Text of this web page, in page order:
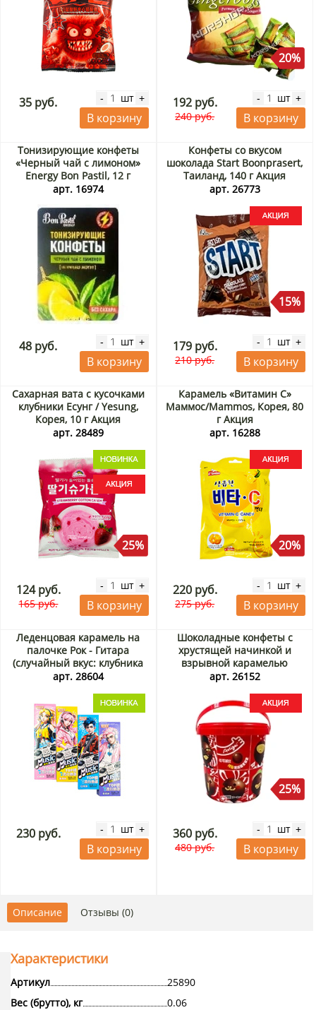
35 руб. - шт +
В корзину
20%
192 руб.
240 руб.
- шт +
В корзину
Тонизирующие конфеты
«Черный чай с лимоном»
Energy Bon Pastil, 12 г
арт. 16974
48 руб. - шт +
В корзину
Конфеты со вкусом
шоколада Start Boonprasert,
Таиланд, 140 г Акция
арт. 26773
15%
179 руб.
210 руб.
- шт +
В корзину
Сахарная вата с кусочками
клубники Есунг / Yesung,
Корея, 10 г Акция
арт. 28489
25%
124 руб.
165 руб.
- шт +
В корзину
Карамель «Витамин C»
Маммос/Mammos, Корея, 80
г Акция
арт. 16288
20%
220 руб.
275 руб.
- шт +
В корзину
Леденцовая карамель на
палочке Рок - Гитара
(случайный вкус: клубника
или персик) Весёлые
15 г (1 шт)
арт. 28604
230 руб. - шт +
В корзину
Шоколадные конфеты с
хрустящей начинкой и
взрывной карамелью
Аолигей/Aoligei MALLORY,
арт. 26152
25%
360 руб.
480 руб.
- шт +
В корзину
Описание Отзывы (0)
Характеристики
Артикул
25890
Вес (брутто), кг
0.06